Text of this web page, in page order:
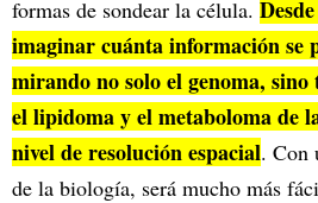
formas de sondear la célula.
imaginar cuánta información se
mirando no solo el genoma,
el lipidoma y el metaboloma de
nivel de resolución espacial. Con
de la biología, será mucho más